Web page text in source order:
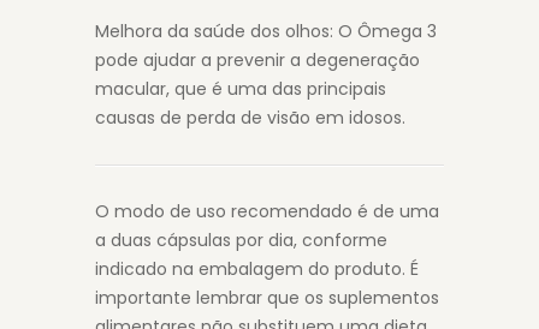
Melhora da saúde dos olhos: O Ômega 3
pode ajudar a prevenir a degeneração
macular, que é uma das principais
causas de perda de visão em idosos.
O modo de uso recomendado é de uma
a duas cápsulas por dia, conforme
indicado na embalagem do produto. É
importante lembrar que os suplementos